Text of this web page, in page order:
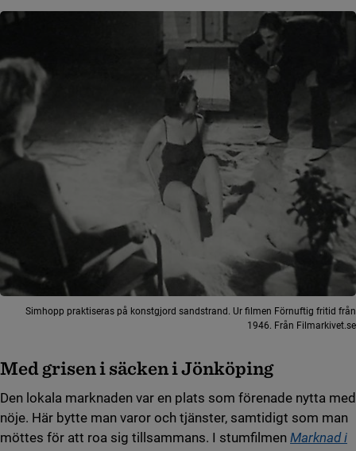
Simhopp praktiseras på konstgjord sandstrand. Ur filmen Förnuftig fritid från
1946. Från Filmarkivet.se
Med grisen i säcken i Jönköping
Den lokala marknaden var en plats som förenade nytta med
nöje. Här bytte man varor och tjänster, samtidigt som man
möttes för att roa sig tillsammans. I stumfilmen Marknad i